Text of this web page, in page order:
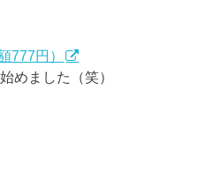
777円）
めました（笑）